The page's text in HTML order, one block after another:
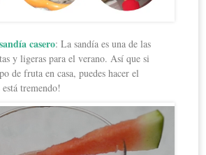
casero: La sandía es una de las
y ligeras para el verano. Así que si
de fruta en casa, puedes hacer el
tremendo!